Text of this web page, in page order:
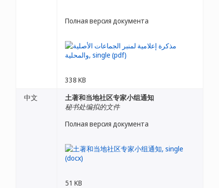
Полная версия документа
338 KB
中文
土著和当地社区专家小组通知
秘书处编拟的文件
Полная версия документа
51 KB